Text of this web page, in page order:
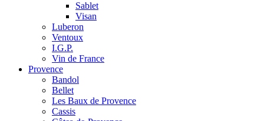
Sablet
Visan
Luberon
Ventoux
I.G.P.
Vin de France
Provence
Bandol
Bellet
Les Baux de Provence
Cassis